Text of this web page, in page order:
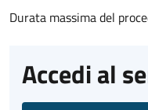
Durata massima del
Accedi al